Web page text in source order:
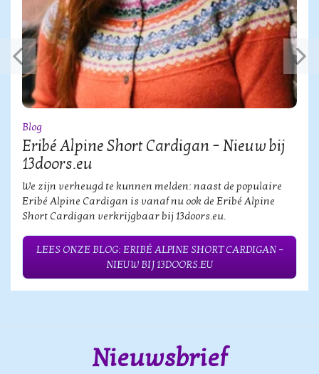
Blog
Eribé Alpine Short Cardigan – Nieuw bij
13doors.eu
We zijn verheugd te kunnen melden: naast de populaire
Eribé Alpine Cardigan is vanaf nu ook de Eribé Alpine
Short Cardigan verkrijgbaar bij 13doors.eu.
LEES ONZE BLOG: ERIBÉ ALPINE SHORT CARDIGAN –
NIEUW BIJ 13DOORS.EU
Nieuwsbrief